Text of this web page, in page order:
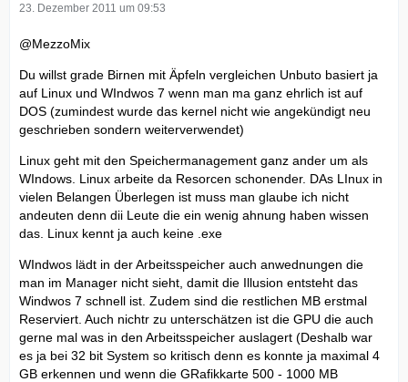
23. Dezember 2011 um 09:53
@MezzoMix
Du willst grade Birnen mit Äpfeln vergleichen Unbuto basiert ja
auf Linux und WIndwos 7 wenn man ma ganz ehrlich ist auf
DOS (zumindest wurde das kernel nicht wie angekündigt neu
geschrieben sondern weiterverwendet)
Linux geht mit den Speichermanagement ganz ander um als
WIndows. Linux arbeite da Resorcen schonender. DAs LInux in
vielen Belangen Überlegen ist muss man glaube ich nicht
andeuten denn dii Leute die ein wenig ahnung haben wissen
das. Linux kennt ja auch keine .exe
WIndwos lädt in der Arbeitsspeicher auch anwednungen die
man im Manager nicht sieht, damit die Illusion entsteht das
Windwos 7 schnell ist. Zudem sind die restlichen MB erstmal
Reserviert. Auch nichtr zu unterschätzen ist die GPU die auch
gerne mal was in den Arbeitsspeicher auslagert (Deshalb war
es ja bei 32 bit System so kritisch denn es konnte ja maximal 4
GB erkennen und wenn die GRafikkarte 500 - 1000 MB